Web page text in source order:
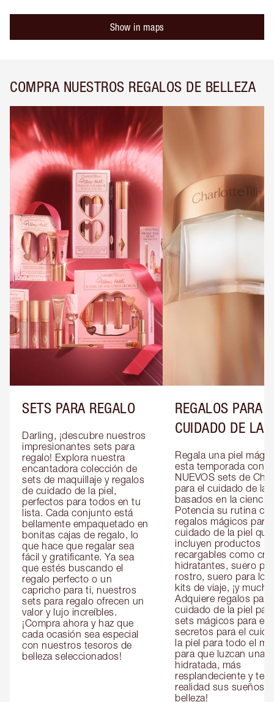
Show in maps
COMPRA NUESTROS REGALOS DE BELLEZA
SETS PARA REGALO
Darling, ¡descubre nuestros
impresionantes sets para
regalo! Explora nuestra
encantadora colección de
sets de maquillaje y regalos
de cuidado de la piel,
perfectos para todos en tu
lista. Cada conjunto está
bellamente empaquetado en
bonitas cajas de regalo, lo
que hace que regalar sea
fácil y gratificante. Ya sea
que estés buscando el
regalo perfecto o un
capricho para ti, nuestros
sets para regalo ofrecen un
valor y lujo increíbles.
¡Compra ahora y haz que
cada ocasión sea especial
con nuestros tesoros de
belleza seleccionados!
REGALOS PARA
CUIDADO DE LA
Regala una piel
esta temporada con
NUEVOS sets de
para el cuidado de la
basados en la ciencia.
Potencia su rutina
regalos mágicos para
cuidado de la piel que
incluyen productos
recargables como
hidratantes, suero
rostro, suero para los
kits de viaje, ¡y
Adquiere regalos para
cuidado de la piel
sets mágicos para
secretos para el
la piel para todo el
para que luzcan una
hidratada, más
resplandeciente y
realidad sus sueños
belleza!